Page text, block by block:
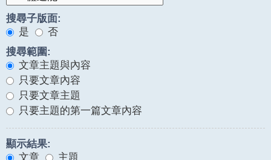
搜尋子版面:
是
否
搜尋範圍:
文章主題與內容
只要文章內容
只要文章主題
只要主題的第一篇文章內容
顯示結果:
文章
主題